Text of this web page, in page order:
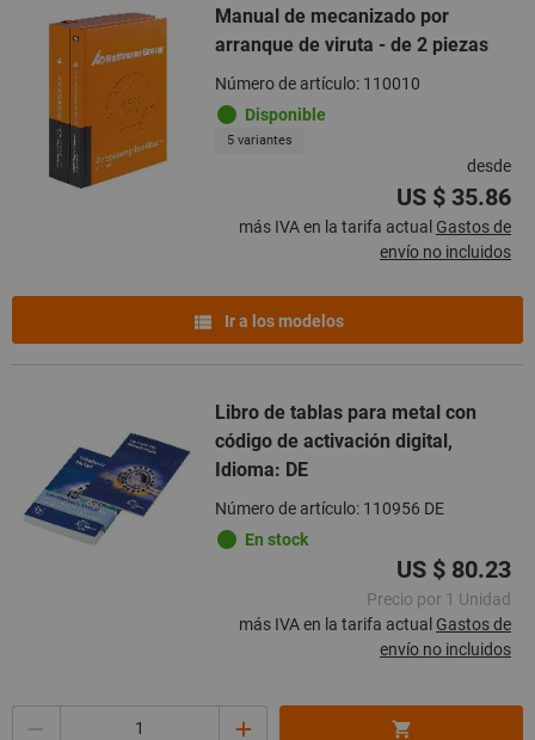
Manual de mecanizado por
arranque de viruta - de 2 piezas
Número de artículo: 110010
Disponible
5 variantes
desde
US $ 35.86
más IVA en la tarifa actual Gastos de
envío no incluidos
Ir a los modelos
Libro de tablas para metal con
código de activación digital,
Idioma: DE
Número de artículo: 110956 DE
En stock
US $ 80.23
Precio por 1 Unidad
más IVA en la tarifa actual Gastos de
envío no incluidos